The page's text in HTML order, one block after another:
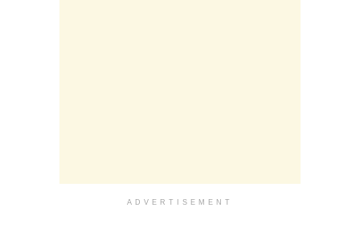
ADVERTISEMENT